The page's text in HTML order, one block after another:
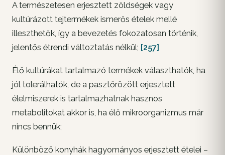
A természetesen erjesztett zöldségek vagy
kultúrázott tejtermékek ismerős ételek mellé
illeszthetők, így a bevezetés fokozatosan történik,
jelentős étrendi változtatás nélkül; [257]
Élő kultúrákat tartalmazó termékek választhatók, ha
jól tolerálhatók, de a pasztőrözött erjesztett
élelmiszerek is tartalmazhatnak hasznos
metabolitokat akkor is, ha élő mikroorganizmus már
nincs bennük;
Különböző konyhák hagyományos erjesztett ételei –